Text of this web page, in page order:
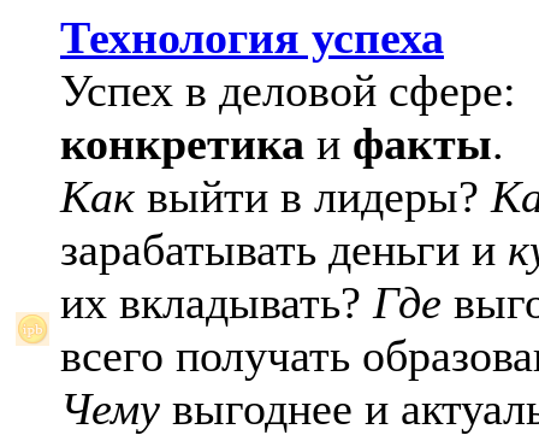
Технология успеха
Успех в деловой сфере:
конкретика и факты.
Как выйти в лидеры?
зарабатывать деньги и
их вкладывать? Где
всего получать
Чему выгоднее и